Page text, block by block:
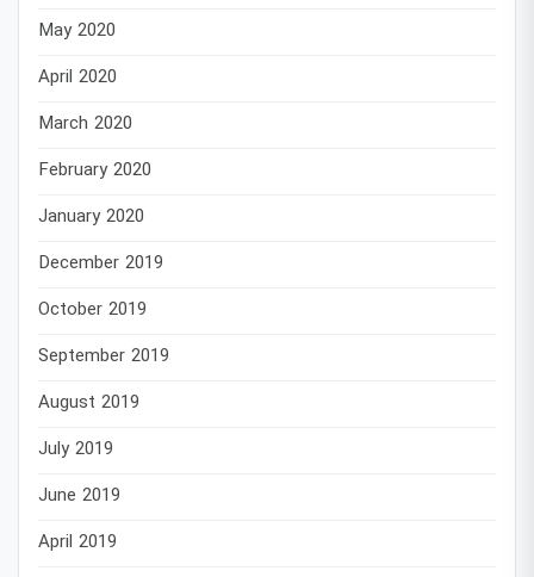
May 2020
April 2020
March 2020
February 2020
January 2020
December 2019
October 2019
September 2019
August 2019
July 2019
June 2019
April 2019